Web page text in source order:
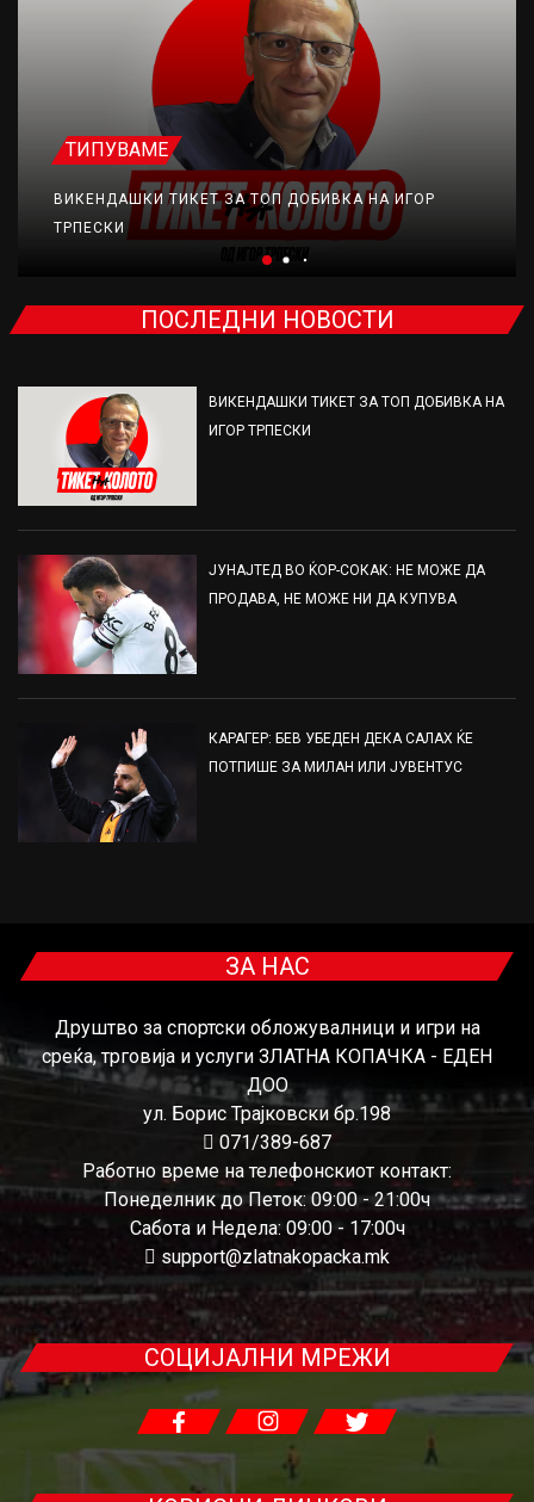
ТИПУВАМЕ
ВИКЕНДАШКИ ТИКЕТ ЗА ТОП ДОБИВКА НА ИГОР
ТРПЕСКИ
ПОСЛЕДНИ НОВОСТИ
ВИКЕНДАШКИ ТИКЕТ ЗА ТОП ДОБИВКА НА
ИГОР ТРПЕСКИ
ЈУНАЈТЕД ВО ЌОР-СОКАК: НЕ МОЖЕ ДА
ПРОДАВА, НЕ МОЖЕ НИ ДА КУПУВА
КАРАГЕР: БЕВ УБЕДЕН ДЕКА САЛАХ ЌЕ
ПОТПИШЕ ЗА МИЛАН ИЛИ ЈУВЕНТУС
ЗА НАС
Друштво за спортски обложувалници и игри на
среќа, трговија и услуги ЗЛАТНА КОПАЧКА - ЕДЕН
ДОО
ул. Борис Трајковски бр.198
071/389-687
Работно време на телефонскиот контакт:
Понеделник до Петок: 09:00 - 21:00ч
Сабота и Недела: 09:00 - 17:00ч
support@zlatnakopacka.mk
СОЦИЈАЛНИ МРЕЖИ